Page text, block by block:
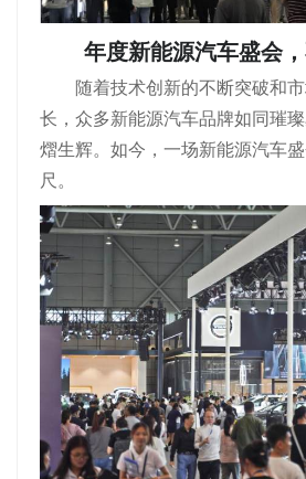
年度新能源汽车盛会
随着技术创新的不断突破和
长，众多新能源汽车品牌如同璀
熠生辉。如今，一场新能源汽车
尺。